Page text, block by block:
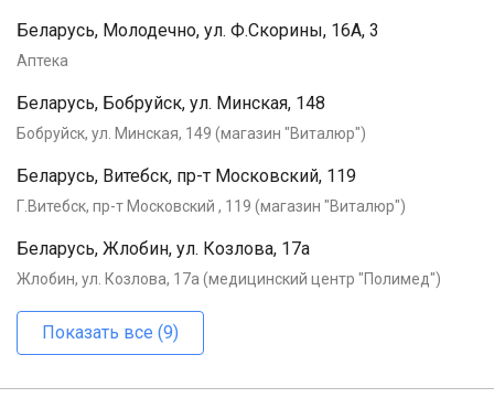
Беларусь, Молодечно, ул. Ф.Скорины, 16А, 3
Аптека
Беларусь, Бобруйск, ул. Минская, 148
Бобруйск, ул. Минская, 149 (магазин "Виталюр")
Беларусь, Витебск, пр-т Московский, 119
Г.Витебск, пр-т Московский , 119 (магазин "Виталюр")
Беларусь, Жлобин, ул. Козлова, 17а
Жлобин, ул. Козлова, 17а (медицинский центр "Полимед")
Показать все (9)